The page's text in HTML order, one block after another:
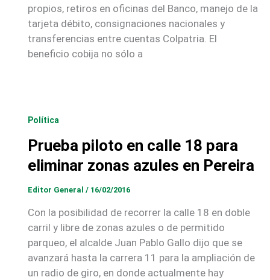
propios, retiros en oficinas del Banco, manejo de la
tarjeta débito, consignaciones nacionales y
transferencias entre cuentas Colpatria. El
beneficio cobija no sólo a
Política
Prueba piloto en calle 18 para
eliminar zonas azules en Pereira
Editor General / 16/02/2016
Con la posibilidad de recorrer la calle 18 en doble
carril y libre de zonas azules o de permitido
parqueo, el alcalde Juan Pablo Gallo dijo que se
avanzará hasta la carrera 11 para la ampliación de
un radio de giro, en donde actualmente hay